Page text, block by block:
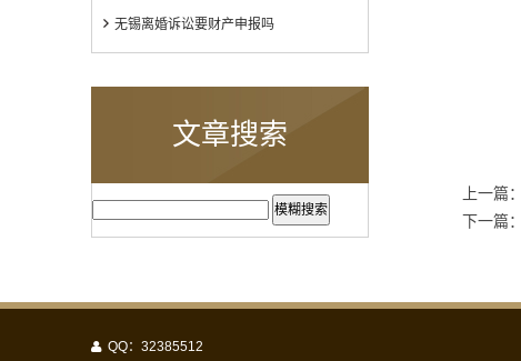
无锡离婚诉讼要财产申报吗
文章搜索
模糊搜索
上一篇
下一篇
QQ：32385512